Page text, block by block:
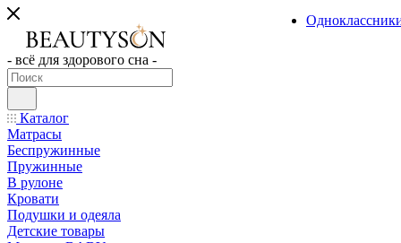
- всё для здорового сна -
Каталог
Матрасы
Беспружинные
Пружинные
В рулоне
Кровати
Подушки и одеяла
Детские товары